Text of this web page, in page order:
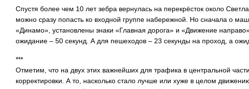
Спустя более чем 10 лет зебра вернулась на перекрёсток около
можно сразу попасть ко входной группе набережной. Но сначала о
«Динамо», установлены знаки «Главная дорога» и «Движение
ожидание – 50 секунд. А для пешеходов – 23 секунды на проход, а
***
Отметим, что на двух этих важнейших для трафика в центральной
корректировки. А то, насколько стало лучше или хуже в целом